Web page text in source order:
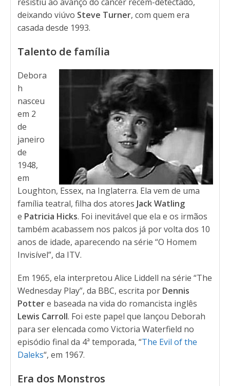
deixando viúvo Steve Turner, com quem era
casada desde 1993.
Talento de família
Debora
h
nasceu
em 2
de
janeiro
de
1948,
em
Loughton, Essex, na Inglaterra. Ela vem de uma
família teatral, filha dos atores Jack Watling
e Patricia Hicks. Foi inevitável que ela e os irmãos
também acabassem nos palcos já por volta dos 10
anos de idade, aparecendo na série “O Homem
Invisível”, da ITV.
Em 1965, ela interpretou Alice Liddell na série “The
Wednesday Play”, da BBC, escrita por Dennis
Pottere baseada na vida do romancista inglês
Lewis Carroll. Foi este papel que lançou Deborah
para ser elencada como Victoria Waterfield no
episódio final da 4ª temporada, “The Evil of the
Daleks“, em 1967.
Era dos Monstros